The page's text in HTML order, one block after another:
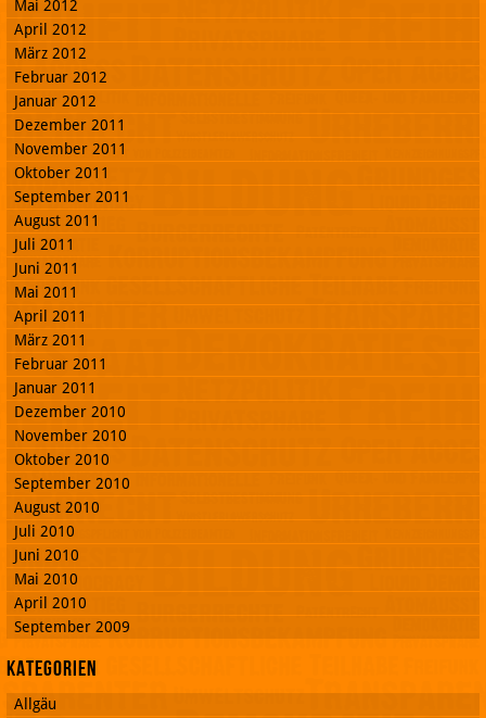
Mai 2012
April 2012
März 2012
Februar 2012
Januar 2012
Dezember 2011
November 2011
Oktober 2011
September 2011
August 2011
Juli 2011
Juni 2011
Mai 2011
April 2011
März 2011
Februar 2011
Januar 2011
Dezember 2010
November 2010
Oktober 2010
September 2010
August 2010
Juli 2010
Juni 2010
Mai 2010
April 2010
September 2009
Kategorien
Allgäu